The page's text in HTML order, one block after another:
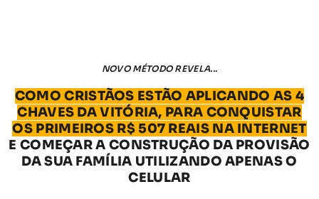
NOVO MÉTODO REVELA...
COMO CRISTÃOS ESTÃO APLICANDO AS 4
CHAVES DA VITÓRIA, PARA CONQUISTAR
OS PRIMEIROS R$ 507 REAIS NA INTERNET
E COMEÇAR A CONSTRUÇÃO DA PROVISÃO
DA SUA FAMÍLIA UTILIZANDO APENAS O
CELULAR